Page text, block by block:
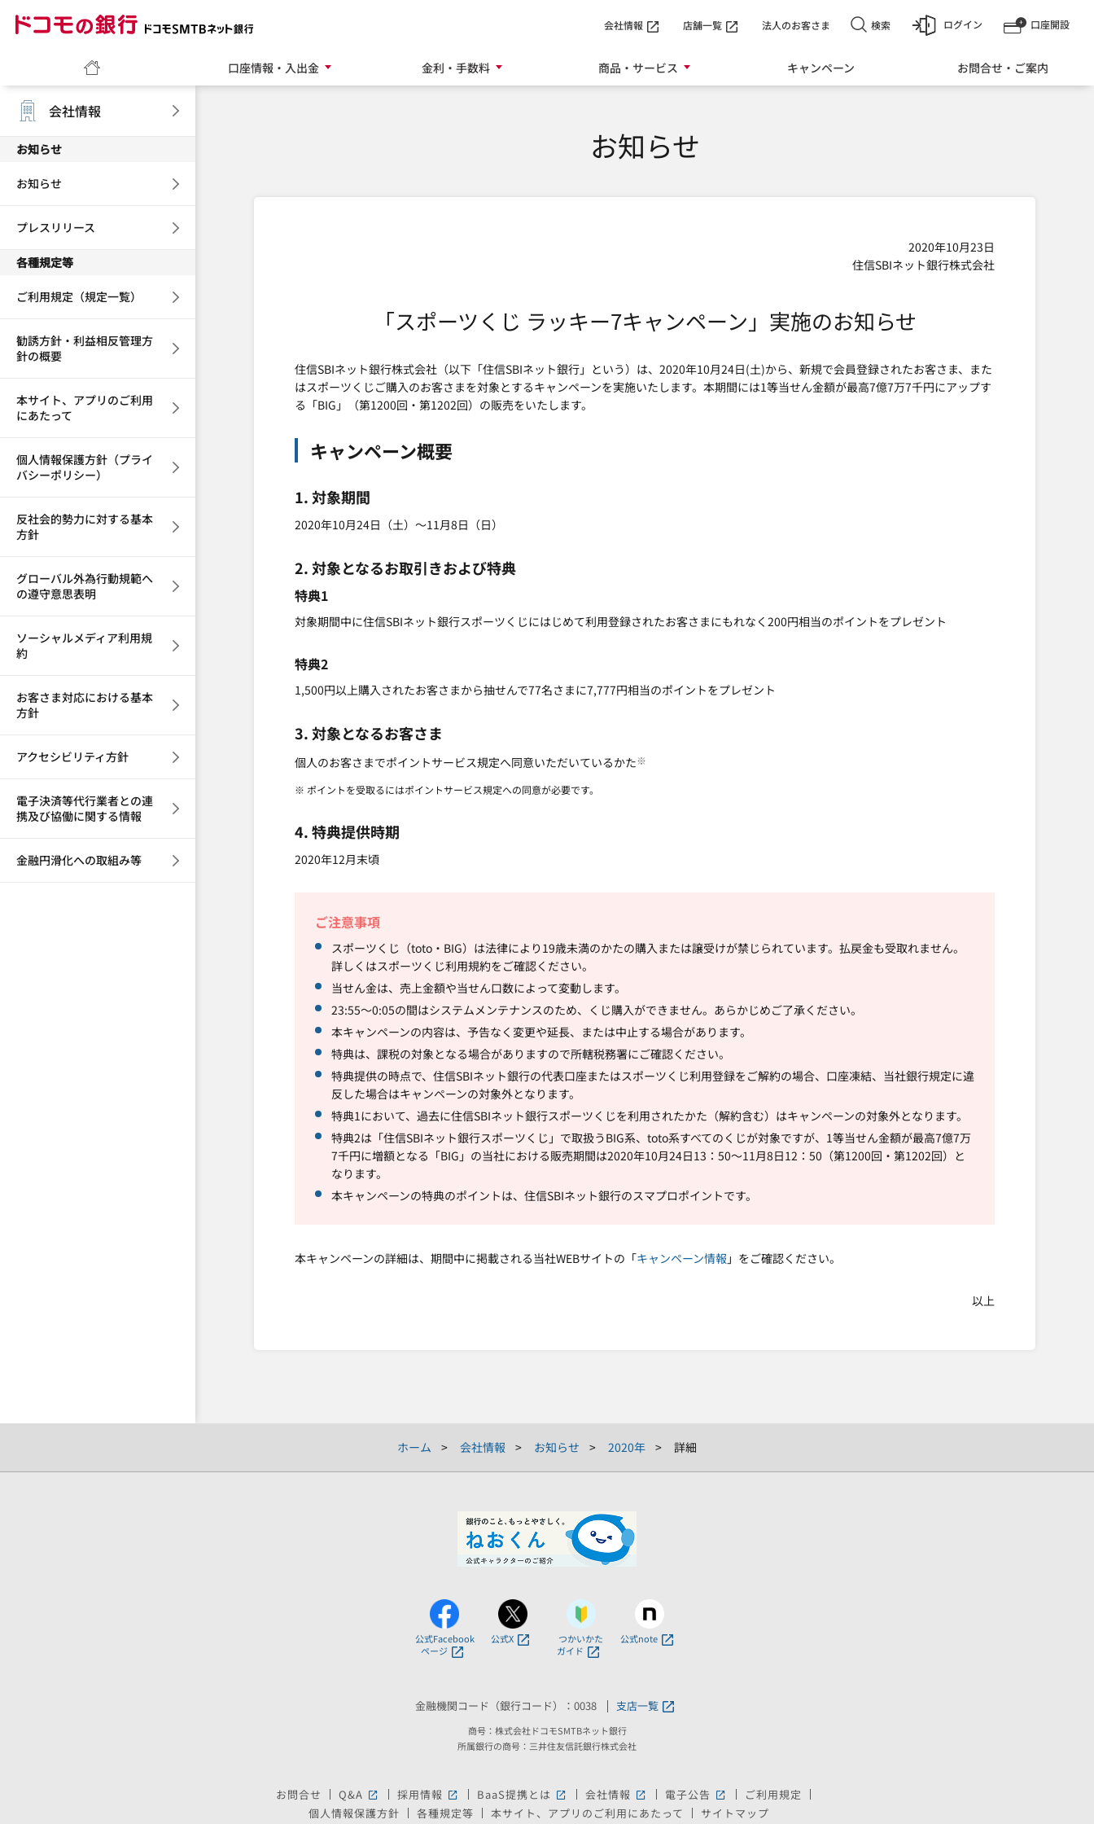
口座開設
ログイン
口座情報・入出金 金利・手数料 商品・サービス キャンペーン お問合せ・ご案内
会社情報 店舗一覧 法人のお客さま 検索
お知らせ
2020年10月23日
住信SBIネット銀行株式会社
「スポーツくじ ラッキー7キャンペーン」実施のお知らせ
住信SBIネット銀行株式会社（以下「住信SBIネット銀行」という）は、2020年10月24日(土)から、新規で会員登録されたお客さま、また
はスポーツくじご購入のお客さまを対象とするキャンペーンを実施いたします。本期間には1等当せん金額が最高7億7万7千円にアップす
る「BIG」（第1200回・第1202回）の販売をいたします。
キャンペーン概要
1. 対象期間
2020年10月24日（土）～11月8日（日）
2. 対象となるお取引きおよび特典
特典1
対象期間中に住信SBIネット銀行スポーツくじにはじめて利用登録されたお客さまにもれなく200円相当のポイントをプレゼント
特典2
1,500円以上購入されたお客さまから抽せんで77名さまに7,777円相当のポイントをプレゼント
3. 対象となるお客さま
個人のお客さまでポイントサービス規定へ同意いただいているかた※
※ ポイントを受取るにはポイントサービス規定への同意が必要です。
4. 特典提供時期
2020年12月末頃
ご注意事項
スポーツくじ（toto・BIG）は法律により19歳未満のかたの購入または譲受けが禁じられています。払戻金も受取れません。
詳しくはスポーツくじ利用規約をご確認ください。
当せん金は、売上金額や当せん口数によって変動します。
23:55～0:05の間はシステムメンテナンスのため、くじ購入ができません。あらかじめご了承ください。
本キャンペーンの内容は、予告なく変更や延長、または中止する場合があります。
特典は、課税の対象となる場合がありますので所轄税務署にご確認ください。
特典提供の時点で、住信SBIネット銀行の代表口座またはスポーツくじ利用登録をご解約の場合、口座凍結、当社銀行規定に違
反した場合はキャンペーンの対象外となります。
特典1において、過去に住信SBIネット銀行スポーツくじを利用されたかた（解約含む）はキャンペーンの対象外となります。
特典2は「住信SBIネット銀行スポーツくじ」で取扱うBIG系、toto系すべてのくじが対象ですが、1等当せん金額が最高7億7万
7千円に増額となる「BIG」の当社における販売期間は2020年10月24日13：50～11月8日12：50（第1200回・第1202回）と
なります。
本キャンペーンの特典のポイントは、住信SBIネット銀行のスマプロポイントです。
本キャンペーンの詳細は、期間中に掲載される当社WEBサイトの「キャンペーン情報 」をご確認ください。
以上
会社情報
お知らせ
お知らせ
プレスリリース
各種規定等
ご利用規定（規定一覧）
勧誘方針・利益相反管理方
針の概要
本サイト、アプリのご利用
にあたって
個人情報保護方針（プライ
バシーポリシー）
反社会的勢力に対する基本
方針
グローバル外為行動規範へ
の遵守意思表明
ソーシャルメディア利用規
約
お客さま対応における基本
方針
アクセシビリティ方針
電子決済等代行業者との連
携及び協働に関する情報
金融円滑化への取組み等
ホーム 会社情報 お知らせ 2020年 詳細
公式Facebook
ページ
公式X
つかいかた
ガイド
公式note
金融機関コード（銀行コード）：0038 支店一覧
商号：株式会社ドコモSMTBネット銀行
所属銀行の商号：三井住友信託銀行株式会社
お問合せ Q&A新しいウィンドウで開きます。
採用情報 新しいウィンドウで開きます。
BaaS提携とは 新しいウィンドウで開きます。
会社情報 新しいウィンドウで開きます。
電子公告新しいウィンドウで開きます。
ご利用規定
個人情報保護方針
各種規定等 本サイト、アプリのご利用にあたって サイトマップ